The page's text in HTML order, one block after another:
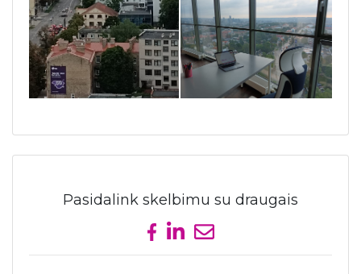
Pasidalink skelbimu su draugais
Share on Facebook
Share on LinkedIn
Send email